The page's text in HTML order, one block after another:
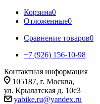
Корзина0
Отложенные0
Сравнение товаров0
+7 (926) 156-10-98
Контактная информация
105187, г. Москва,
ул. Крылатская д. 10с3
yabike.ru@yandex.ru